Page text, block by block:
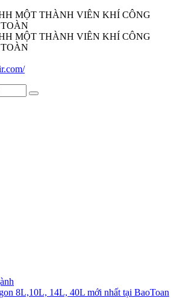
MỘT THÀNH VIÊN KHÍ CÔNG
MỘT THÀNH VIÊN KHÍ CÔNG
8L,10L, 14L, 40L mới nhất tại BaoToan